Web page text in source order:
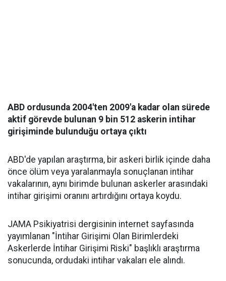
ABD ordusunda 2004'ten 2009'a kadar olan sürede
aktif görevde bulunan 9 bin 512 askerin intihar
girişiminde bulunduğu ortaya çıktı
ABD'de yapılan araştırma, bir askeri birlik içinde daha
önce ölüm veya yaralanmayla sonuçlanan intihar
vakalarının, aynı birimde bulunan askerler arasındaki
intihar girişimi oranını artırdığını ortaya koydu.
JAMA Psikiyatrisi dergisinin internet sayfasında
yayımlanan "İntihar Girişimi Olan Birimlerdeki
Askerlerde İntihar Girişimi Riski" başlıklı araştırma
sonucunda, ordudaki intihar vakaları ele alındı.